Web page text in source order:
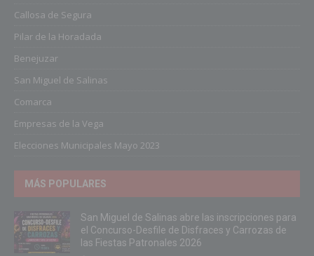
Callosa de Segura
Pilar de la Horadada
Benejuzar
San Miguel de Salinas
Comarca
Empresas de la Vega
Elecciones Municipales Mayo 2023
MÁS POPULARES
San Miguel de Salinas abre las inscripciones para
el Concurso-Desfile de Disfraces y Carrozas de
las Fiestas Patronales 2026